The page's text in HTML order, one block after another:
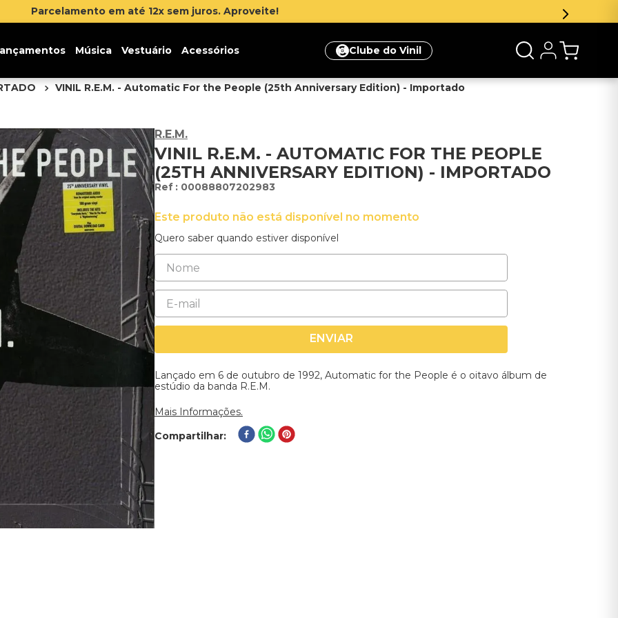
Inscreva-se na
Música Vestuário Acessórios Clube do Vinil
VINIL R.E.M. - Automatic For the People (25th Anniversary Edition) - Importado
R.E.M.
VINIL R.E.M. - AUTOMATIC FOR THE PEOPLE
(25TH ANNIVERSARY EDITION) - IMPORTADO
: 00088807202983
Este produto não está disponível no momento
Quero saber quando estiver disponível
ENVIAR
Lançado em 6 de outubro de 1992, Automatic for the People é o oitavo álbum de
estúdio da banda R.E.M.
Mais Informações.
Compartilhar